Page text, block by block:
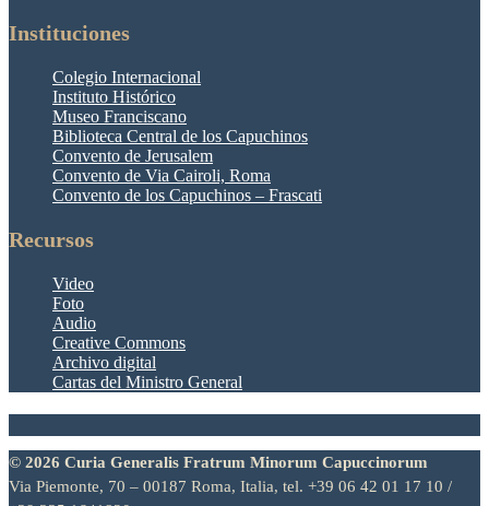
Instituciones
Colegio Internacional
Instituto Histórico
Museo Franciscano
Biblioteca Central de los Capuchinos
Convento de Jerusalem
Convento de Via Cairoli, Roma
Convento de los Capuchinos – Frascati
Recursos
Video
Foto
Audio
Creative Commons
Archivo digital
Cartas del Ministro General
© 2026 Curia Generalis Fratrum Minorum Capuccinorum
Via Piemonte, 70 – 00187 Roma, Italia, tel. +39 06 42 01 17 10 /